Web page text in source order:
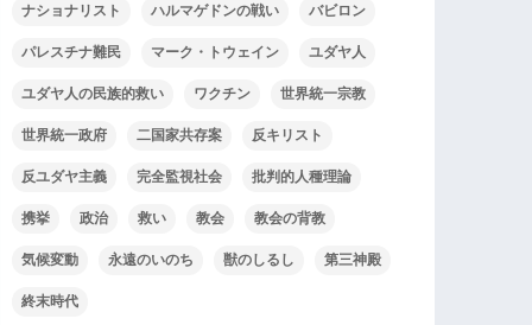
ナショナリスト ハルマゲドンの戦い バビロン
パレスチナ難民 マーク・トウェイン ユダヤ人
ユダヤ人の民族的救い ワクチン 世界統一宗教
世界統一政府 二国家共存案 反キリスト
反ユダヤ主義 完全監視社会 批判的人種理論
携挙 政治 救い 教会 教会の背教
気候変動 永遠のいのち 獣のしるし 第三神殿
終末時代